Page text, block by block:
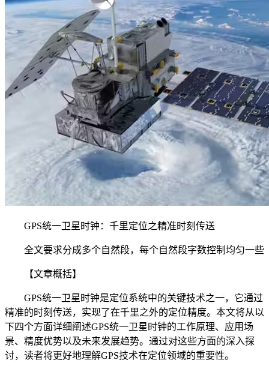
GPS统一卫星时钟：千里定位之精准时刻传送
全文要求分成多个自然段，每个自然段字数控制均匀一些
【文章概括】
GPS统一卫星时钟是定位系统中的关键技术之一，它通过
精准的时刻传送，实现了在千里之外的定位精度。本文将从以
下四个方面详细阐述GPS统一卫星时钟的工作原理、应用场
景、精度优势以及未来发展趋势。通过对这些方面的深入探
讨，读者将更好地理解GPS技术在定位领域的重要性。